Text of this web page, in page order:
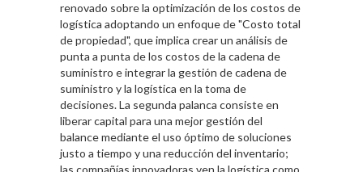
renovado sobre la optimización de los costos de
logística adoptando un enfoque de "Costo total
de propiedad", que implica crear un análisis de
punta a punta de los costos de la cadena de
suministro e integrar la gestión de cadena de
suministro y la logística en la toma de
decisiones. La segunda palanca consiste en
liberar capital para una mejor gestión del
balance mediante el uso óptimo de soluciones
justo a tiempo y una reducción del inventario;